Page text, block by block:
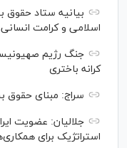
بیانیه ستاد حقوق
اسلامی و کرامت انسانی
جنگ رژیم
کرانه باختری
سراج: مبنای حقوق
جلالیان: عضویت
استراتژیک برای